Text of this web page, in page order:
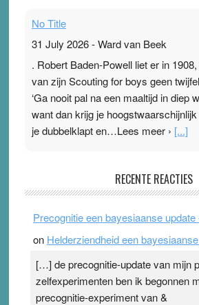
No Title
31 July 2026-Ward van Beek
. Robert Baden-Powell liet er in
van zijn Scouting for boys geen
‘Ga nooit pal na een maaltijd in diep
want dan krijg je
je dubbelklapt en…Lees meer › [...]
Ward van Beek
topsporters. Ze hopen ermee hun
terwijl ze meer zuurstof opnemen.
ademen’ kan goud waard zijn.
Pleisterplakkers in de topspsort ›[...]
RECENTE REACTIES
Precognitie een bayesiaanse
on Helderziendheid een
[…] de precognitie-update van mijn
zelfexperimenten ben ik begonnen
precognitie-experiment van &